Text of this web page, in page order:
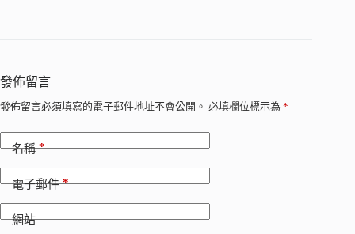
發佈留言
發佈留言必須填寫的電子郵件地址不會公開。 必填欄位標示為 *
名稱*
電子郵件*
網站